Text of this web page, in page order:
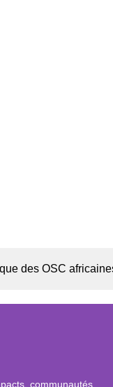
OSC africaines
communautés